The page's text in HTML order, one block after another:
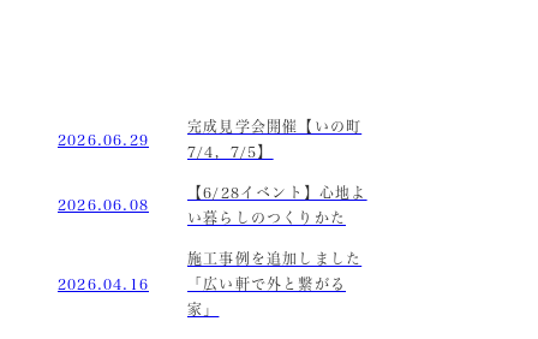
2026.06.29
完成見学会開催【いの町
7/4，7/5】
2026.06.08
【6/28イベント】心地よ
い暮らしのつくりかた
2026.04.16
施工事例を追加しました
「広い軒で外と繋がる
家」